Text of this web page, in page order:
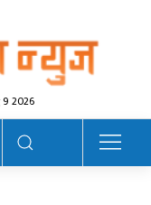
9 2026